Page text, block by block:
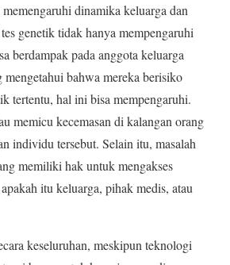
dinamika keluarga dan
genetik tidak hanya mempengaruhi
berdampak pada anggota keluarga
mengetahui bahwa mereka berisiko
tertentu, hal ini bisa mempengaruhi.
memicu kecemasan di kalangan orang
individu tersebut. Selain itu, masalah
memiliki hak untuk mengakses
itu keluarga, pihak medis, atau
keseluruhan, meskipun teknologi